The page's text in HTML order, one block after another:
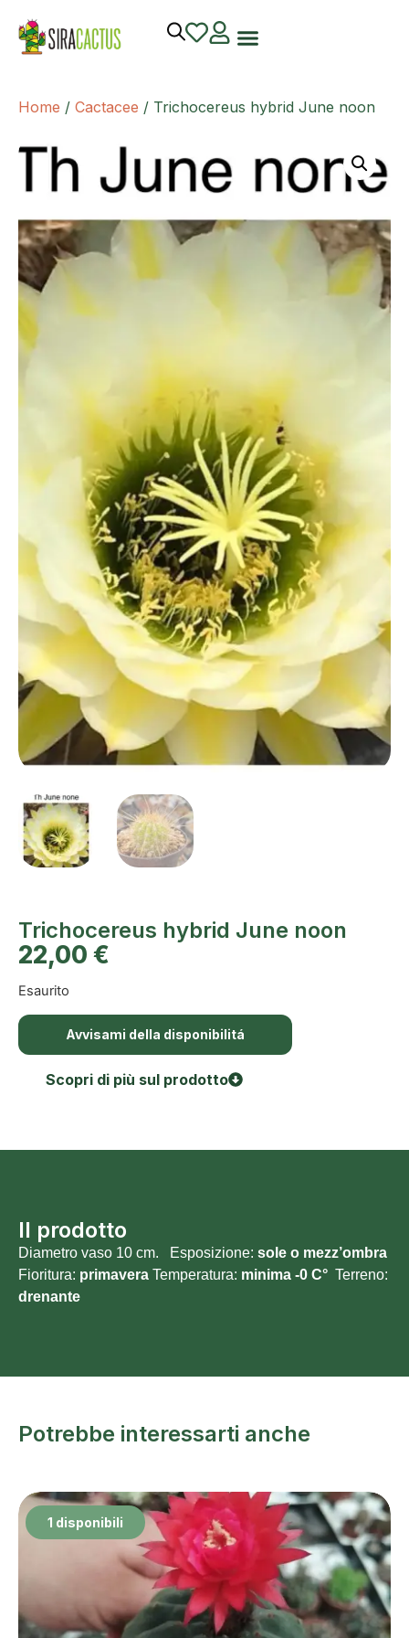
Home / Cactacee / Trichocereus hybrid June noon
Trichocereus hybrid June noon
22,00 €
Esaurito
Avvisami della disponibilitá
Scopri di più sul prodotto
Il prodotto
Diametro vaso 10 cm. Esposizione: sole o mezz’ombra
Fioritura: primavera Temperatura: minima -0 C° Terreno:
drenante
Potrebbe interessarti anche
1 disponibili